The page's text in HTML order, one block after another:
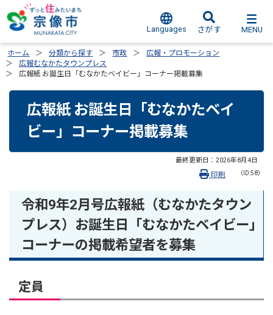
Languages さがす MENU
ホーム 分類から探す 市政
広報・プロモーション
広報むなかたタウンプレス
広報紙 お誕生日「むなかたベイビー」コーナー掲載募集
広報紙 お誕生日「むなかたベイ
ビー」コーナー掲載募集
最終更新日： 2026年8月4日
（ID:58）
印刷
令和9年2月号広報紙（むなかたタウン
プレス）お誕生日「むなかたベイビー」
コーナーの掲載希望者を募集
定員